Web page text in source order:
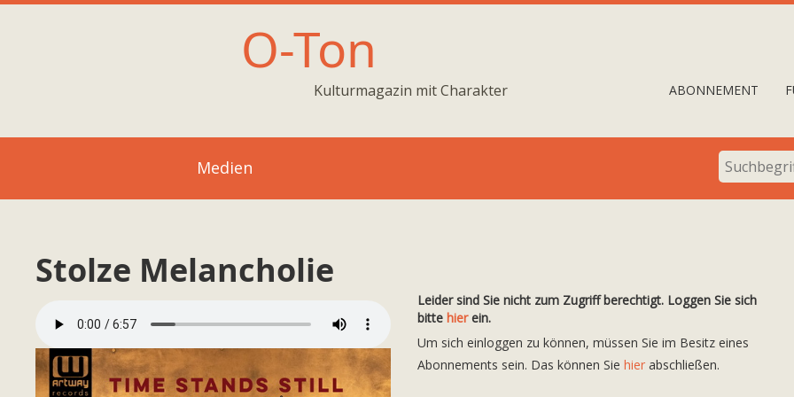
O-Ton
Kulturmagazin mit Charakter ABONNEMENT
Medien
Stolze Melancholie
Leider sind Sie nicht zum Zugriff berechtigt. Loggen Sie sich
bittehierein.
Um sich einloggen zu können, müssen Sie im Besitz eines
Abonnements sein. Das können Siehier abschließen.